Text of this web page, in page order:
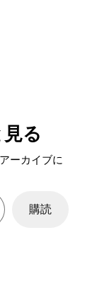
る
ーカイブに
購読